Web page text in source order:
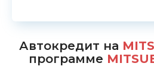
Автокредит на
программе